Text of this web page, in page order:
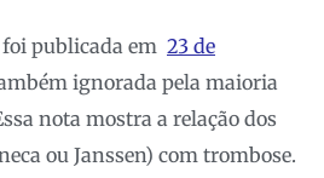
publicada em 23 de
ignorada pela maioria
nota mostra a relação dos
ou Janssen) com trombose.